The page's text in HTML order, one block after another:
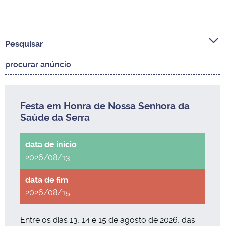
Pesquisar
Festa em Honra de Nossa Senhora da
Saúde da Serra
2026/08/13
2026/08/15
Entre os dias 13, 14 e 15 de agosto de 2026, das